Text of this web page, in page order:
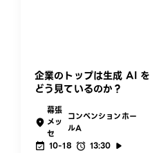
企業のトップは⽣成 AI を
どう⾒ているのか？
幕張
メッ
セ
コンベンションホー
ルA
10-18
13:30